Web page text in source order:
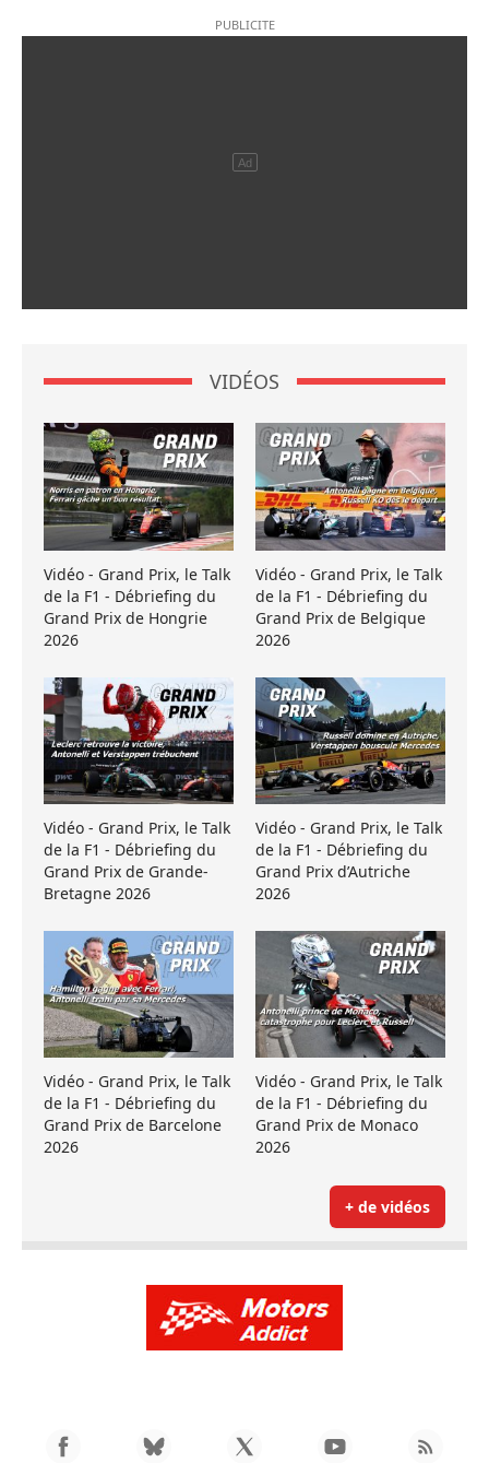
VIDÉOS
Vidéo - Grand Prix, le Talk
de la F1 - Débriefing du
Grand Prix de Hongrie
2026
Vidéo - Grand Prix, le Talk
de la F1 - Débriefing du
Grand Prix de Belgique
2026
Vidéo - Grand Prix, le Talk
de la F1 - Débriefing du
Grand Prix de Grande-
Bretagne 2026
Vidéo - Grand Prix, le Talk
de la F1 - Débriefing du
Grand Prix d’Autriche
2026
Vidéo - Grand Prix, le Talk
de la F1 - Débriefing du
Grand Prix de Barcelone
2026
Vidéo - Grand Prix, le Talk
de la F1 - Débriefing du
Grand Prix de Monaco
2026
+ de vidéos